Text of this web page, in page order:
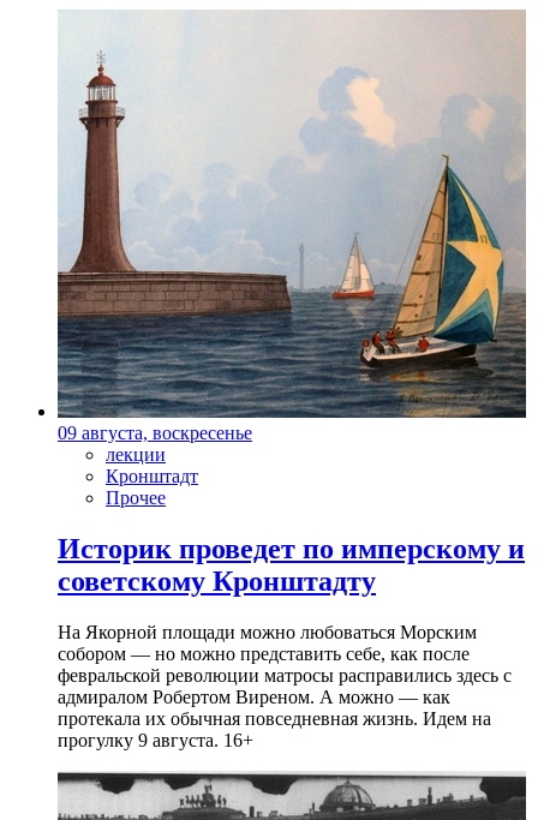
09 августа, воскресенье
лекции
Кронштадт
Прочее
Историк проведет по имперскому и
советскому Кронштадту
На Якорной площади можно любоваться Морским
собором — но можно представить себе, как после
февральской революции матросы расправились здесь с
адмиралом Робертом Виреном. А можно — как
протекала их обычная повседневная жизнь. Идем на
прогулку 9 августа. 16+